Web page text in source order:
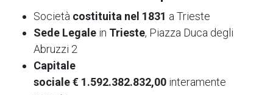
Società costituita nel 1831 a Trieste
Sede Legale in Trieste, Piazza Duca degli
Abruzzi 2
Capitale
sociale€ 1.592.382.832,00 interamente